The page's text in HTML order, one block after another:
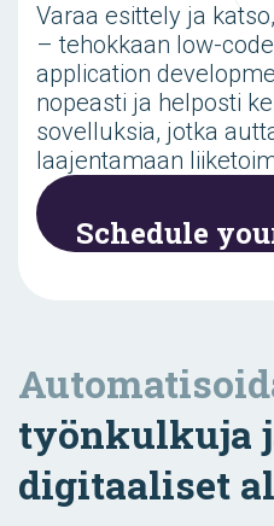
Varaa esittely ja
– tehokkaan low-
application
nopeasti ja helposti
sovelluksia, jotka
laajentamaan
Schedule
työnkulkuja
digitaaliset